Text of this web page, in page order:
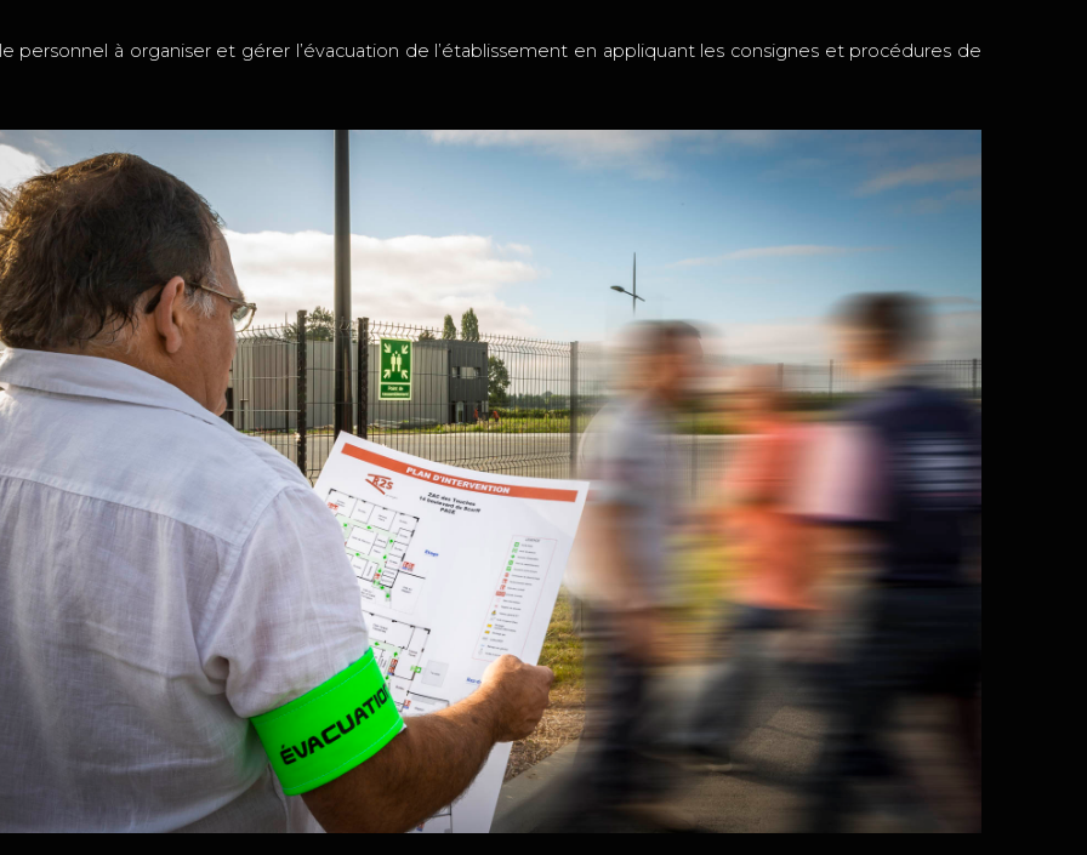
personnel à organiser et gérer l’évacuation de l’établissement en appliquant les consignes et procédures de